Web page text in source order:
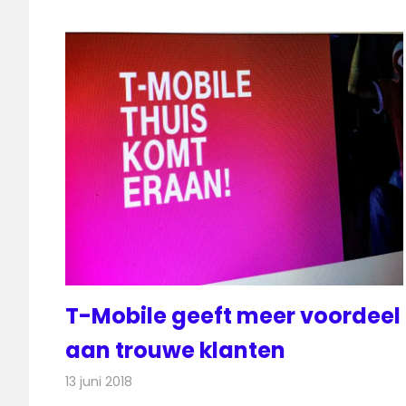
T-Mobile geeft meer voordeel
aan trouwe klanten
13 juni 2018